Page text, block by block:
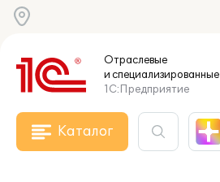
Отраслевые
и специализированные
1С:Предприятие
Каталог